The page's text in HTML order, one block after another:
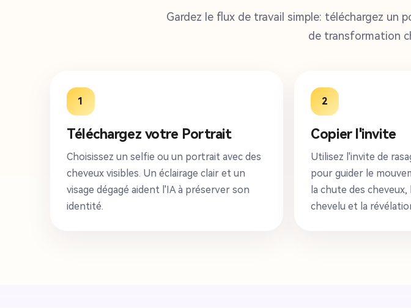
Gardez le flux de travail simple: téléchargez un
de transformation
1
Téléchargez votre Portrait
Choisissez un selfie ou un portrait avec des
cheveux visibles. Un éclairage clair et un
visage dégagé aident l'IA à préserver son
identité.
2
Copier l'invite
Utilisez l'invite de
pour guider le
la chute des
chevelu et la